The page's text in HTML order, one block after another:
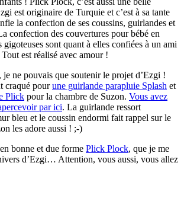
est originaire de Turquie et c’est à sa tante
la confection de ses coussins, guirlandes et
confection des couvertures pour bébé en
sont quant à elles confiées à un ami
est réalisé avec amour !
je ne pouvais que soutenir le projet d’Ezgi !
craqué pourune guirlande parapluie Splash et
Plick pour la chambre de Suzon. Vous avez
par ici. La guirlande ressort
bleu et le coussin endormi fait rappel sur le
les adore aussi ! ;-)
bonne et due forme Plick Plock, que je me
d’Ezgi… Attention, vous aussi, vous allez